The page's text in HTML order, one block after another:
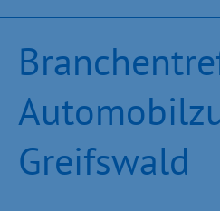
Greifswald